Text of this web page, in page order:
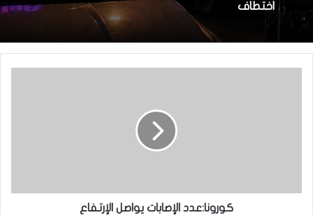
اختطاف
كورونا:عدد الإصابات يواصل الإرتفاع